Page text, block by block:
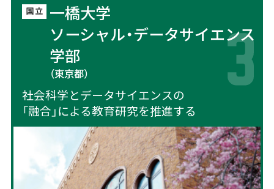
一橋大学
ソーシャル・データサイエンス
学部
（東京都）
社会科学とデータサイエンスの
「融合」による教育研究を推進する